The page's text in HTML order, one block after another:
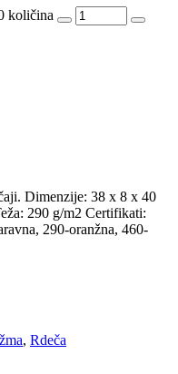
količina
Dimenzije: 38 x 8 x 40
290 g/m2 Certifikati:
290-oranžna, 460-
, Rdeča